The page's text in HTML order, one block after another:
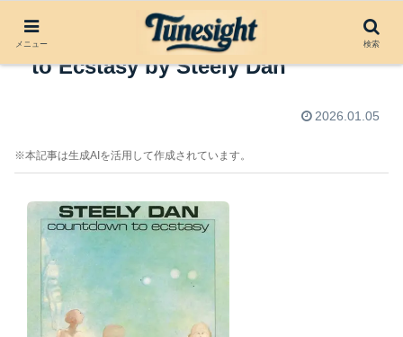
アルバムレビュー：Countdown
to Ecstasy by Steely Dan
2026.01.05
※本記事は生成AIを活用して作成されています。
メニュー 検索